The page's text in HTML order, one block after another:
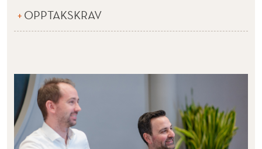
OPPTAKSKRAV